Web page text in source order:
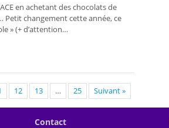
en achetant des chocolats de
Petit changement cette année, ce
» (+ d’attention…
12 13 … 25 Suivant »
Contact